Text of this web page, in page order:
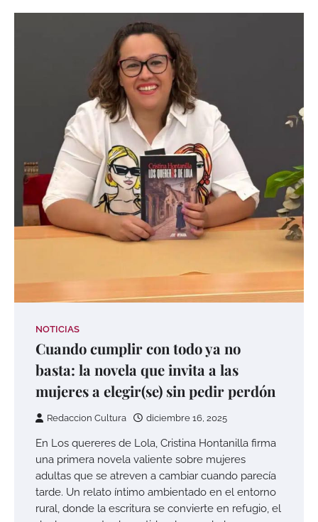
NOTICIAS
Cuando cumplir con todo ya no
basta: la novela que invita a las
mujeres a elegir(se) sin pedir perdón
Redaccion Cultura diciembre 16, 2025
En Los quereres de Lola, Cristina Hontanilla firma
una primera novela valiente sobre mujeres
adultas que se atreven a cambiar cuando parecía
tarde. Un relato íntimo ambientado en el entorno
rural, donde la escritura se convierte en refugio, el